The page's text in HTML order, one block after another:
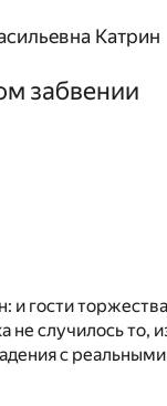
Катрин
забвении
гости
случилось то,
с